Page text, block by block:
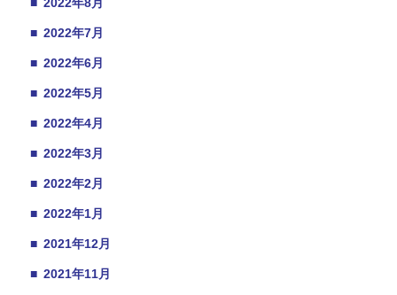
■ 2022年7月
■ 2022年6月
■ 2022年5月
■ 2022年4月
■ 2022年3月
■ 2022年2月
■ 2022年1月
■ 2021年12月
■ 2021年11月